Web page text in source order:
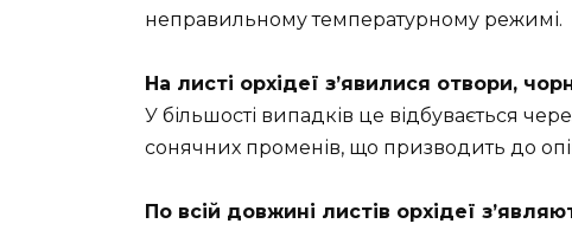
неправильному температурному режимі.
На листі орхідеї з’явилися отвори,
У більшості випадків це відбувається
сонячних променів, що призводить до
По всій довжині листів орхідеї